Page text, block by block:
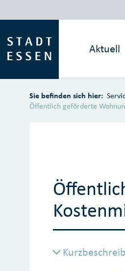
Aktuell
Sie befinden sich hier:
Öffentlich geförderte